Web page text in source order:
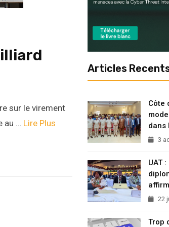
sur le virement
au … Lire Plus
Articles
Côte
dans
3
UAT
22
Trop